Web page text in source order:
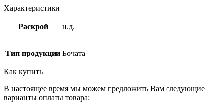
Характеристики
Раскрой н.д.
Тип продукции Бочата
Как купить
В настоящее время мы можем предложить Вам следующие
варианты оплаты товара: